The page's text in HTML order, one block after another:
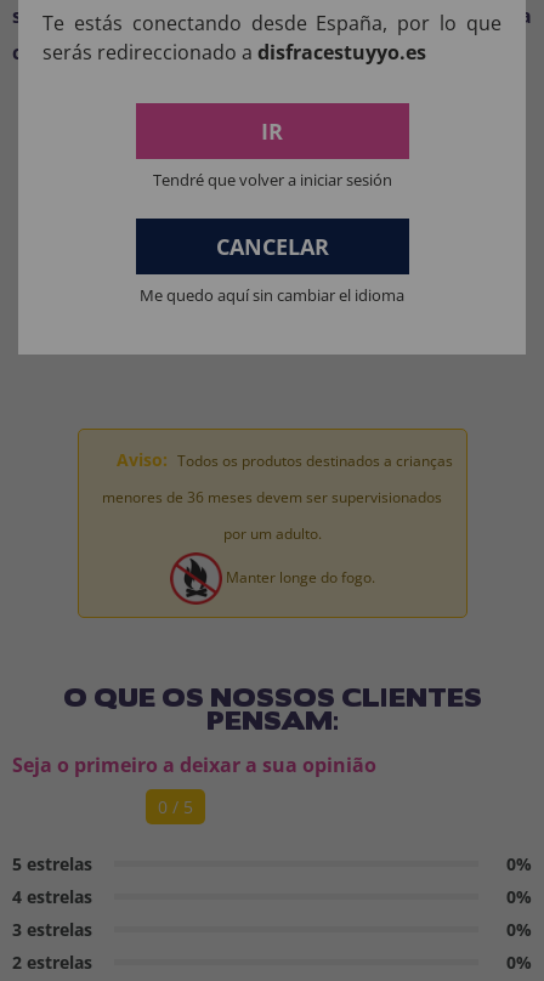
surpreenda a todos com um visual futurista
completo.
COMPOSIÇÃO DOS NOSSOS
PRODUTOS:
POLIÉSTER.
Materiais da máscara: 100% LÁTEX.
Aviso: Todos os produtos destinados a crianças
menores de 36 meses devem ser supervisionados
por um adulto.
Manter longe do fogo.
O QUE OS NOSSOS CLIENTES
PENSAM:
Seja o primeiro a deixar a sua opinião
0 / 5
5 estrelas
0%
4 estrelas
0%
3 estrelas
0%
2 estrelas
0%
Te estás conectando desde España, por lo que
serás redireccionado a disfracestuyyo.es
IR
Tendré que volver a iniciar sesión
CANCELAR
Me quedo aquí sin cambiar el idioma